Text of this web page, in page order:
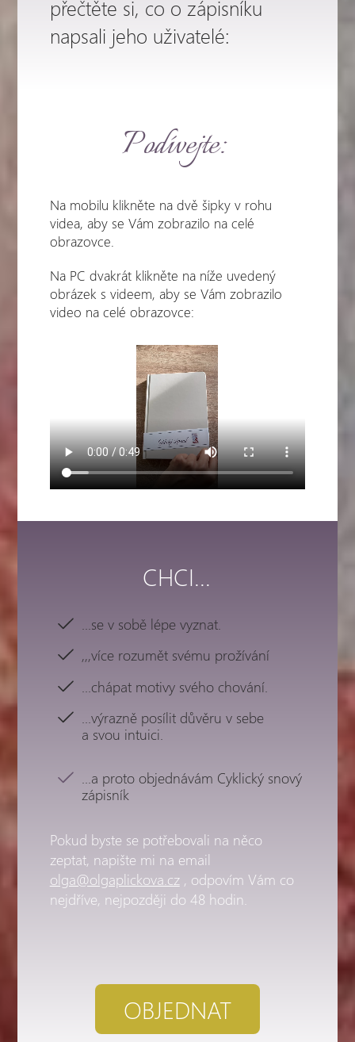
přečtěte si, co o zápisníku
napsali jeho uživatelé:
Podívejte:
Na mobilu klikněte na dvě šipky v rohu
videa, aby se Vám zobrazilo na celé
obrazovce.
Na PC dvakrát klikněte na níže uvedený
obrázek s videem, aby se Vám zobrazilo
video na celé obrazovce:
CHCI...
...se v sobě lépe vyznat.
,,,více rozumět svému prožívání
...chápat motivy svého chování.
...výrazně posílit důvěru v sebe
a svou intuici.
...a proto objednávám Cyklický snový
zápisník
Pokud byste se potřebovali na něco
zeptat, napište mi na email
olga@olgaplickova.cz, odpovím Vám co
nejdříve, nejpozději do 48 hodin.
OBJEDNAT